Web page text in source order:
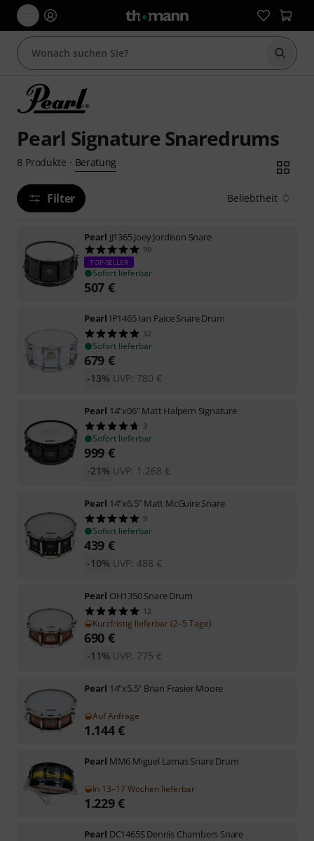
Suche
Pearl Signature Snaredrums
8 Produkte · Beratung
Filter Beliebtheit
Pearl JJ1365 Joey Jordison Snare
90
TOP-SELLER
Sofort lieferbar
507 €
Pearl IP1465 Ian Paice Snare Drum
32
Sofort lieferbar
679 €
UVP: 780 €
-13%
Pearl 14"x06" Matt Halpern Signature
3
Sofort lieferbar
999 €
UVP: 1.268 €
-21%
Pearl 14"x6,5" Matt McGuire Snare
9
Sofort lieferbar
439 €
UVP: 488 €
-10%
Pearl OH1350 Snare Drum
12
Kurzfristig lieferbar (2–5 Tage)
690 €
UVP: 775 €
-11%
Pearl 14"x5,5" Brian Frasier Moore
Auf Anfrage
1.144€
Pearl MM6 Miguel Lamas Snare Drum
In 13–17 Wochen lieferbar
1.229€
Pearl DC1465S Dennis Chambers Snare